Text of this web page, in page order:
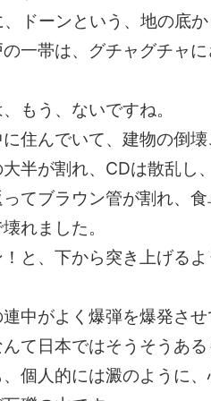
ドーンという、地の底
一帯は、グチャグチャに
もう、ないですね。
住んでいて、建物の倒
半が割れ、CDは散乱し
てブラウン管が割れ、
れました。
と、下から突き上げる
中がよく爆弾を爆発さ
て日本ではそうそうあ
個人的には澱のように